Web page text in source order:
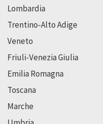
Lombardia
Trentino-Alto Adige
Veneto
Friuli-Venezia Giulia
Emilia Romagna
Toscana
Marche